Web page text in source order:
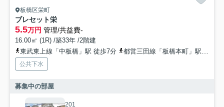
板橋区栄町
ブレセット栄
5.5万円 管理/共益費-
16.00㎡ (1R) /築33年 /2階建
東武東上線「中板橋」駅 徒歩7分
都営三田線「板橋本町」駅 徒歩7分
公共下水
募集中の部屋
201